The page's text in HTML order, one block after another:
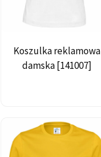
Koszulka reklamowa
damska [141007]